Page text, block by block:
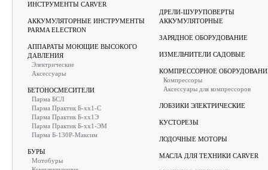
ИНСТРУМЕНТЫ CARVER
АККУМУЛЯТОРНЫЕ ИНСТРУМЕНТЫ
PARMA ELECTRON
АППАРАТЫ МОЮЩИЕ ВЫСОКОГО
ДАВЛЕНИЯ
Электрические
Аксессуары
БЕТОНОСМЕСИТЕЛИ
Парма БСЛ
Парма Практик Б-хх1-С
Парма Практик Б-хх1Э
Парма Практик Б-хх1-ЭМ
Парма Б-130Р-Максим
БУРЫ
Мотобуры
ДРЕЛИ-ШУРУПОВЕРТЫ
АККУМУЛЯТОРНЫЕ
ЗАРЯДНОЕ ОБОРУДОВАНИЕ
ИЗМЕЛЬЧИТЕЛИ САДОВЫЕ
КОМПРЕССОРНОЕ
Компрессоры
Аксессуары для компрессоров
ЛОБЗИКИ ЭЛЕКТРИЧЕСКИЕ
КУСТОРЕЗЫ
ЛОДОЧНЫЕ МОТОРЫ
МАСЛА ДЛЯ ТЕХНИКИ CARVER